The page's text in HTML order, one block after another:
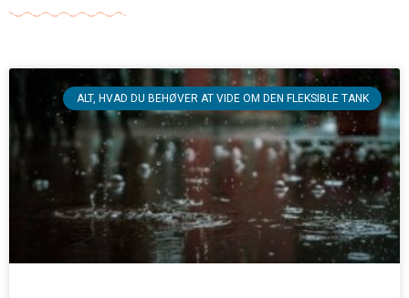
ALT, HVAD DU BEHØVER AT VIDE OM DEN FLEKSIBLE TANK